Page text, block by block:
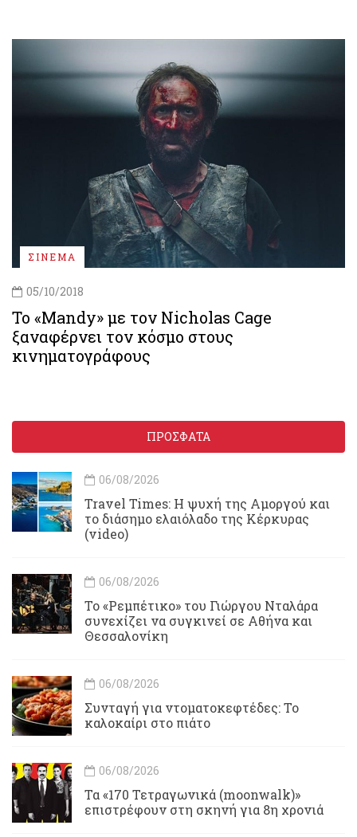
ΣΙΝΕΜΑ
05/10/2018
Το «Mandy» με τον Nicholas Cage
ξαναφέρνει τον κόσμο στους
κινηματογράφους
ΠΡΟΣΦΑΤΑ
06/08/2026
Travel Times: H ψυχή της Αμοργού και
το διάσημο ελαιόλαδο της Κέρκυρας
(video)
06/08/2026
Το «Ρεμπέτικο» του Γιώργου Νταλάρα
συνεχίζει να συγκινεί σε Αθήνα και
Θεσσαλονίκη
06/08/2026
Συνταγή για ντοματοκεφτέδες: Το
καλοκαίρι στο πιάτο
06/08/2026
Τα «170 Τετραγωνικά (moonwalk)»
επιστρέφουν στη σκηνή για 8η χρονιά